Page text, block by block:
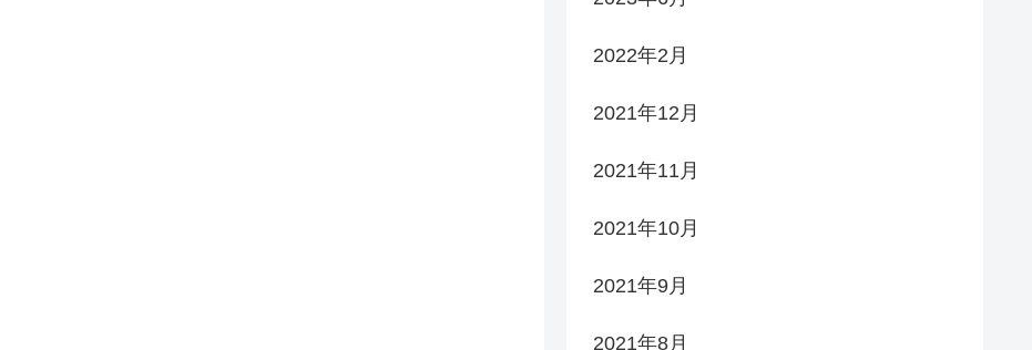
2022年2月
2021年12月
2021年11月
2021年10月
2021年9月
2021年8月